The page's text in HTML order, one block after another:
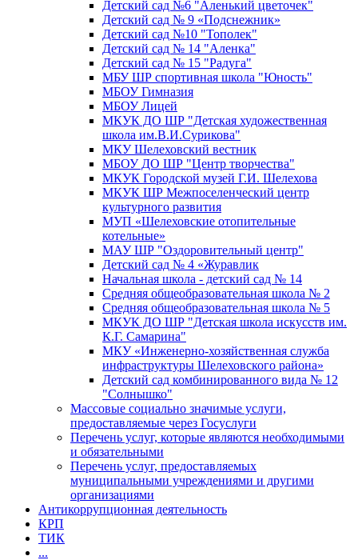
Детский сад №6 "Аленький цветочек"
Детский сад № 9 «Подснежник»
Детский сад №10 "Тополек"
Детский сад № 14 "Аленка"
Детский сад № 15 "Радуга"
МБУ ШР спортивная школа "Юность"
МБОУ Гимназия
МБОУ Лицей
МКУК ДО ШР "Детская художественная
школа им.В.И.Сурикова"
МКУ Шелеховский вестник
МБОУ ДО ШР "Центр творчества"
МКУК Городской музей Г.И. Шелехова
МКУК ШР Межпоселенческий центр
культурного развития
МУП «Шелеховские отопительные
котельные»
МАУ ШР "Оздоровительный центр"
Детский сад № 4 «Журавлик
Начальная школа - детский сад № 14
Средняя общеобразовательная школа № 2
Средняя общеобразовательная школа № 5
МКУК ДО ШР "Детская школа искусств им.
К.Г. Самарина"
МКУ «Инженерно-хозяйственная служба
инфраструктуры Шелеховского района»
Детский сад комбинированного вида № 12
"Солнышко"
Массовые социально значимые услуги,
предоставляемые через Госуслуги
Перечень услуг, которые являются необходимыми
и обязательными
Перечень услуг, предоставляемых
муниципальными учреждениями и другими
организациями
Антикоррупционная деятельность
КРП
ТИК
...